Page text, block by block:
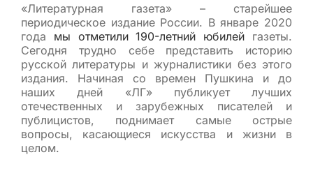
«Литературная газета» – старейшее
периодическое издание России. В январе 2020
года мы отметили 190-летний юбилей газеты.
Сегодня трудно себе представить историю
русской литературы и журналистики без этого
издания. Начиная со времен Пушкина и до
наших дней «ЛГ» публикует лучших
отечественных и зарубежных писателей и
публицистов, поднимает самые острые
вопросы, касающиеся искусства и жизни в
целом.